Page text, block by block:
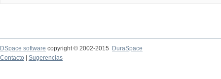
DSpace software copyright © 2002-2015
DuraSpace
Contacto
Sugerencias